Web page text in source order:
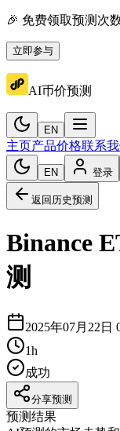
🎉 免费领取预测次
立即参与
AI币价预测
EN
主页产品价格联系
EN 登录
返回历史预测
Binance
测
2025年07月22日
1h
成功
分享预测
预测结果